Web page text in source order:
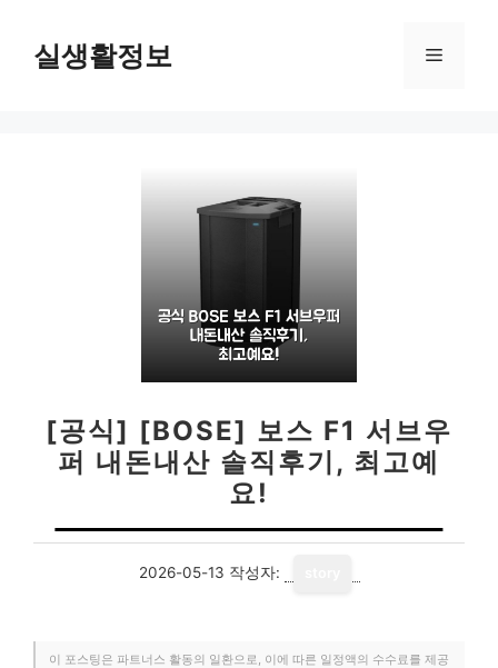
실생활정보 메
[공식] [BOSE] 보스 F1 서브우
퍼 내돈내산 솔직후기, 최고예
요!
2026-05-13 작성자:
이 포스팅은 파트너스 활동의 일환으로, 이에 따른 일정액의 수수료를 제공